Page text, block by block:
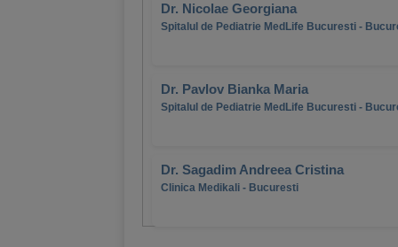
Dr. Nicolae Georgiana
Spitalul de Pediatrie MedLife Bucuresti -
Dr. Pavlov Bianka Maria
Spitalul de Pediatrie MedLife Bucuresti -
Dr. Sagadim Andreea Cristina
Clinica Medikali - Bucuresti